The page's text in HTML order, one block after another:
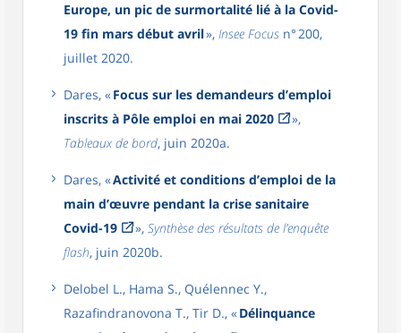
Europe, un pic de surmortalité lié à la Covid-
19 fin mars début avril», Insee Focus n° 200,
juillet 2020.
Dares, «Focus sur les demandeurs d’emploi
inscrits à Pôle emploi en mai 2020
»,
Tableaux de bord, juin 2020a.
Dares, «Activité et conditions d’emploi de la
main d’œuvre pendant la crise sanitaire
Covid-19
», Synthèse des résultats de l’enquête
flash, juin 2020b.
Delobel L., Hama S., Quélennec Y.,
Razafindranovona T., Tir D., «Délinquance